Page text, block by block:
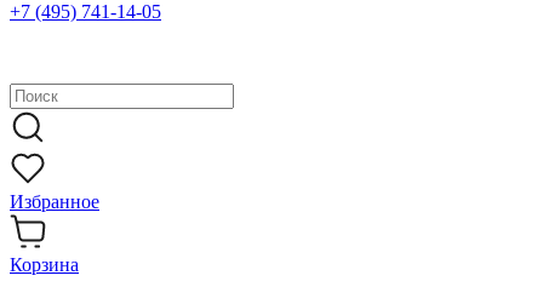
+7 (495) 741-14-05
Избранное
Корзина